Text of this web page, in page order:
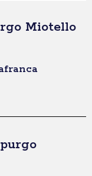
Miotello